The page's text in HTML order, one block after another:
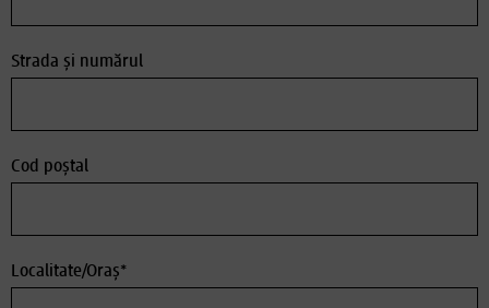
Strada și numărul
Cod poștal
Localitate/Oraș*